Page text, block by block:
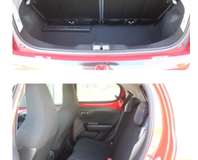
Auto
Services
Forum
Moto